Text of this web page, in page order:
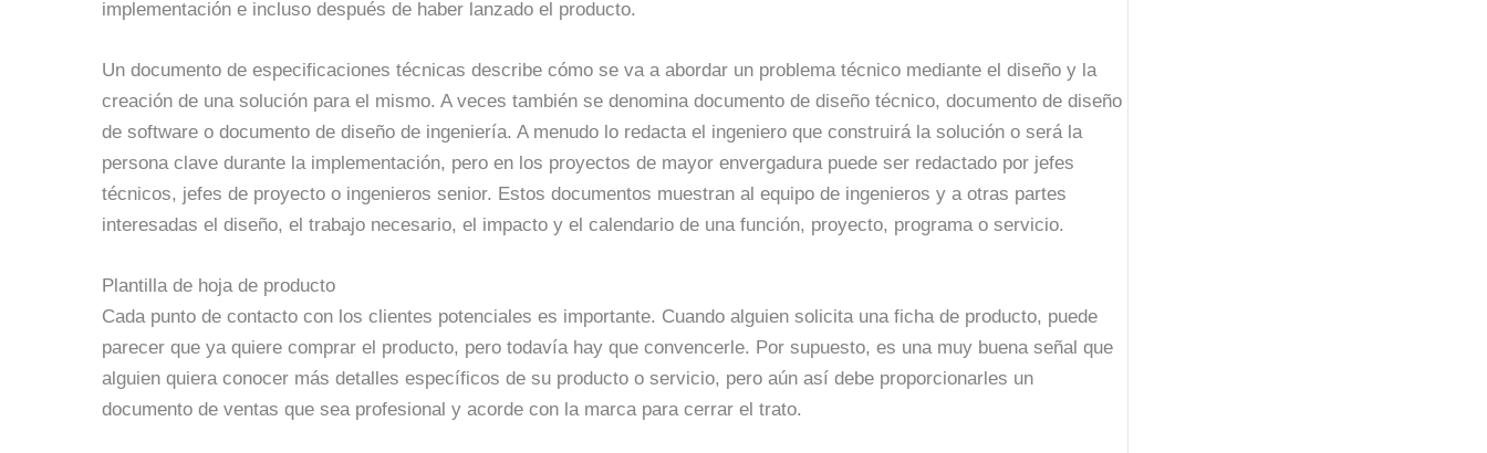
implementación e incluso después de haber lanzado el producto.
Un documento de especificaciones técnicas describe cómo se va a abordar un problema técnico mediante el diseño y la
creación de una solución para el mismo. A veces también se denomina documento de diseño técnico, documento de diseño
de software o documento de diseño de ingeniería. A menudo lo redacta el ingeniero que construirá la solución o será la
persona clave durante la implementación, pero en los proyectos de mayor envergadura puede ser redactado por jefes
técnicos, jefes de proyecto o ingenieros senior. Estos documentos muestran al equipo de ingenieros y a otras partes
interesadas el diseño, el trabajo necesario, el impacto y el calendario de una función, proyecto, programa o servicio.
Plantilla de hoja de producto
Cada punto de contacto con los clientes potenciales es importante. Cuando alguien solicita una ficha de producto, puede
parecer que ya quiere comprar el producto, pero todavía hay que convencerle. Por supuesto, es una muy buena señal que
alguien quiera conocer más detalles específicos de su producto o servicio, pero aún así debe proporcionarles un
documento de ventas que sea profesional y acorde con la marca para cerrar el trato.